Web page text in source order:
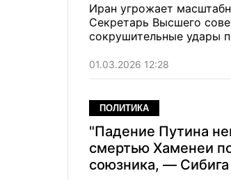
Иран угрожает
Секретарь Высшего
сокрушительные удары
01.03.2026 12:28
ПОЛИТИКА
"Падение Путина
смертью Хаменеи
союзника, — Сибига